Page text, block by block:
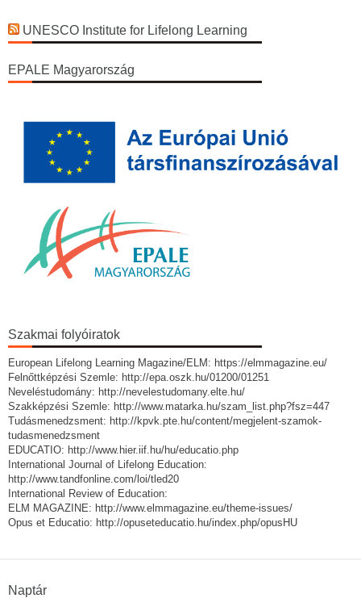
UNESCO Institute for Lifelong Learning
EPALE Magyarország
Szakmai folyóiratok
European Lifelong Learning Magazine/ELM: https://elmmagazine.eu/
Felnőttképzési Szemle: http://epa.oszk.hu/01200/01251
Neveléstudomány: http://nevelestudomany.elte.hu/
Szakképzési Szemle: http://www.matarka.hu/szam_list.php?fsz=447
Tudásmenedzsment: http://kpvk.pte.hu/content/megjelent-szamok-
tudasmenedzsment
EDUCATIO: http://www.hier.iif.hu/hu/educatio.php
International Journal of Lifelong Education:
http://www.tandfonline.com/loi/tled20
International Review of Education:
ELM MAGAZINE: http://www.elmmagazine.eu/theme-issues/
Opus et Educatio: http://opuseteducatio.hu/index.php/opusHU
Naptár